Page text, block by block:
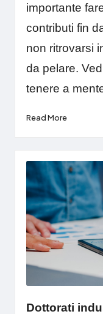
importante
contributi fin
non ritrovarsi
da pelare.
tenere a
Read More
Dottorati